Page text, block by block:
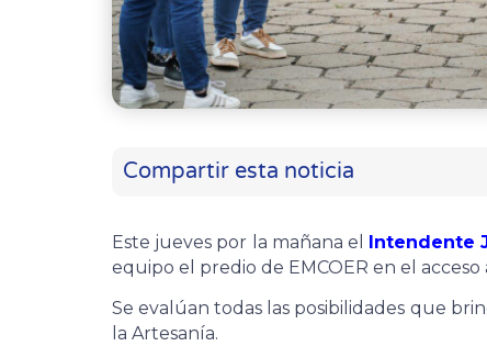
Compartir esta noticia
Este jueves por la mañana el Intendente
equipo el predio de EMCOER en el acceso
Se evalúan todas las posibilidades que
la Artesanía.